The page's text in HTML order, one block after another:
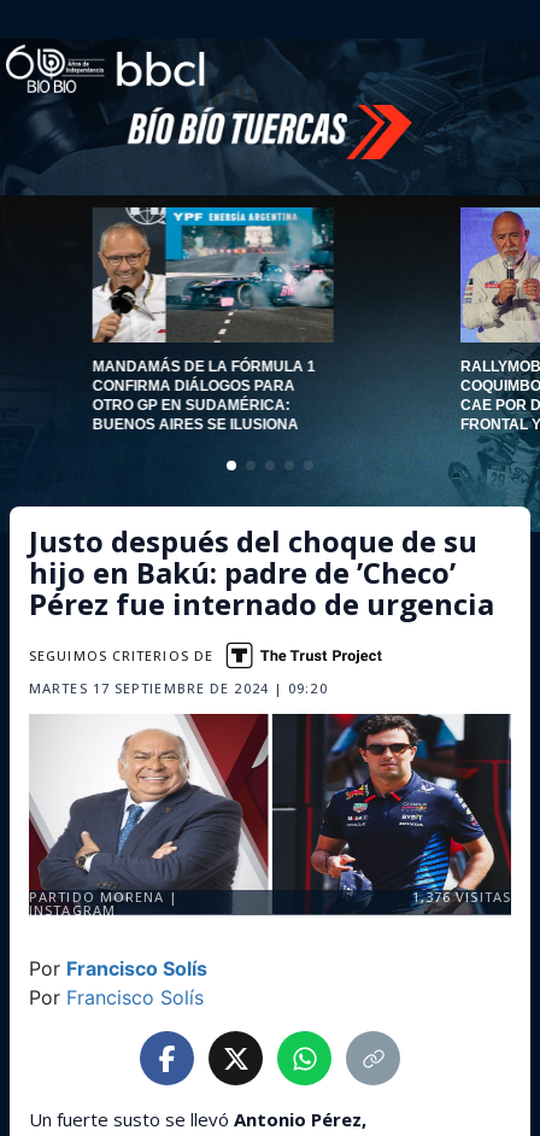
MANDAMÁS DE LA FÓRMULA 1
CONFIRMA DIÁLOGOS PARA
OTRO GP EN SUDAMÉRICA:
BUENOS AIRES SE ILUSIONA
CAE POR
FRONTAL
Justo después del choque de su
hijo en Bakú: padre de ’Checo’
Pérez fue internado de urgencia
MARTES 17 SEPTIEMBRE DE 2024 | 09:20
SEGUIMOS CRITERIOS DE
PARTIDO MORENA |
INSTAGRAM
1,376VISITAS
Por Francisco Solís
Por Francisco Solís
Un fuerte susto se llevó Antonio Pérez,